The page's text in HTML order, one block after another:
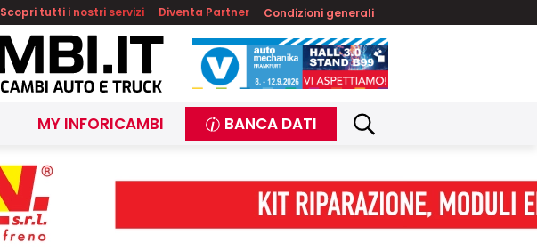
Scopri tutti i nostri servizi Diventa Partner Condizioni generali
MY INFORICAMBI BANCA DATI